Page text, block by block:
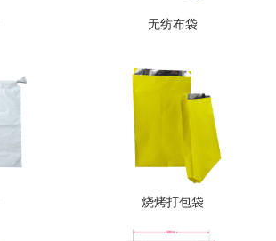
无纺布袋
烧烤打包袋